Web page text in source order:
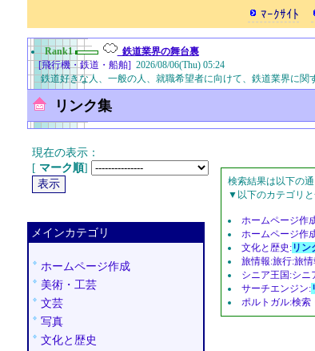
ﾏｰｸｻｲﾄ
Rank1
鉄道業界の舞台裏
[飛行機・鉄道・船舶] 2026/08/06(Thu) 05:24
鉄道好きな人、一般の人、就職希望者に向けて、鉄道業界に関
リンク集
現在の表示：
[ マーク順]
メインカテゴリ
ホームページ作成
美術・工芸
文芸
写真
文化と歴史
検索結果は以下の通
▼以下のカテゴリ
ホームページ作
ホームページ作
文化と歴史:リン
旅情報:旅行:旅情
シニア王国:シニ
サーチエンジン:
ポルトガル:検索